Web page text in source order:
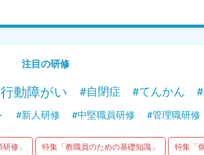
注目の研修
動障がい #自閉症 #てんかん
#新人研修 #中堅職員研修 #管理職研修
修」 特集「教職員のための基礎知識」 特集「